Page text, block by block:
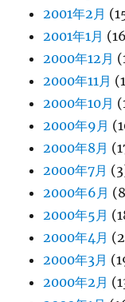
2001年2月
2001年1月
2000年12月
2000年11月
2000年10月
2000年9月
2000年8月
2000年7月
2000年6月
2000年5月
2000年4月
2000年3月
2000年2月